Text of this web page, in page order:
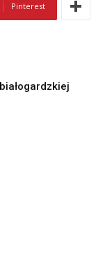
Pinterest